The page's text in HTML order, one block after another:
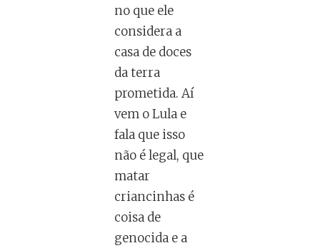
no que ele
considera a
casa de doces
da terra
prometida. Aí
vem o Lula e
fala que isso
não é legal, que
matar
criancinhas é
coisa de
genocida e a